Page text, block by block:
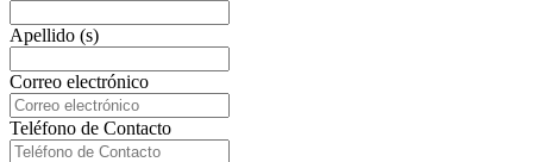
Apellido (s)
Correo electrónico
Teléfono de Contacto